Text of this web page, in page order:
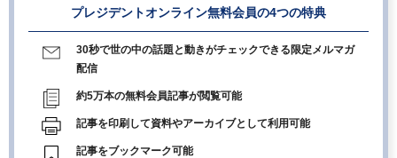
プレジデントオンライン無料会員の4つの特典
30秒で世の中の話題と動きがチェックできる限定メルマガ
配信
約5万本の無料会員記事が閲覧可能
記事を印刷して資料やアーカイブとして利用可能
記事をブックマーク可能